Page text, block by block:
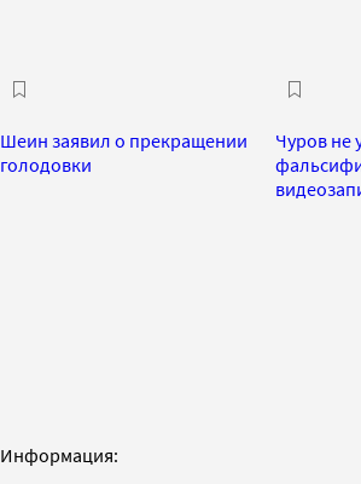
Шеин заявил о прекращении
голодовки
Чуров не
Информация: